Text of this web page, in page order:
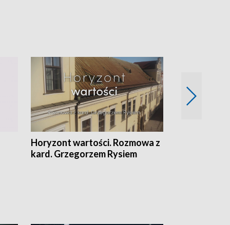
Horyzont wartości. Rozmowa z
kard. Grzegorzem Rysiem